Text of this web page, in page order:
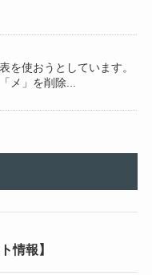
を使おうとしています。
メ」を削除...
情報】